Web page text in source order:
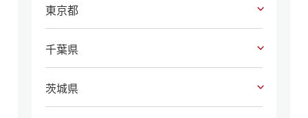
東京都
千葉県
茨城県